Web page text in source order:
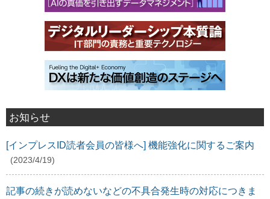
お知らせ
[インプレスID読者会員の皆様へ] 機能強化に関するご案内
(2023/4/19)
記事の続きが読めないなどの不具合発生時の対応につきま